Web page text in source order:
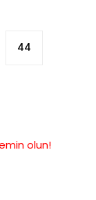
44
olun!